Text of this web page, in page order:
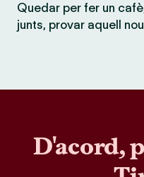
Quedar per fer un
junts, provar aquell
D'acord,